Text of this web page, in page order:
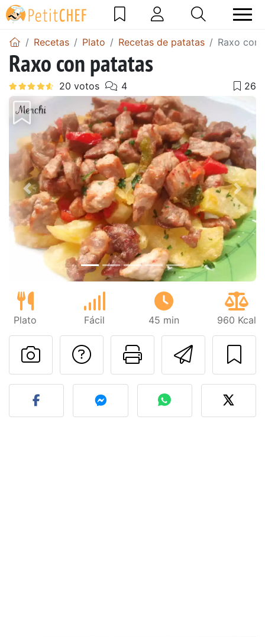
Recetas Plato Recetas de patatas Raxo con
Raxo con patatas
Anterior
Plato Fácil 45 min 960 Kcal
Imprimir
Preguntar al autor
Publicar la foto de esta